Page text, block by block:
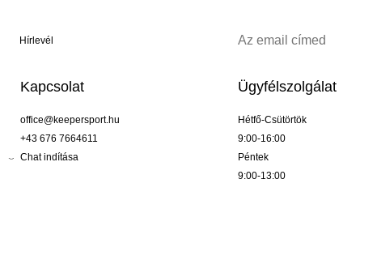
Hírlevél
Kapcsolat
office@keepersport.hu
+43 676 7664611
Chat indítása
Ügyfélszolgálat
Hétfő-Csütörtök
9:00-16:00
Péntek
9:00-13:00